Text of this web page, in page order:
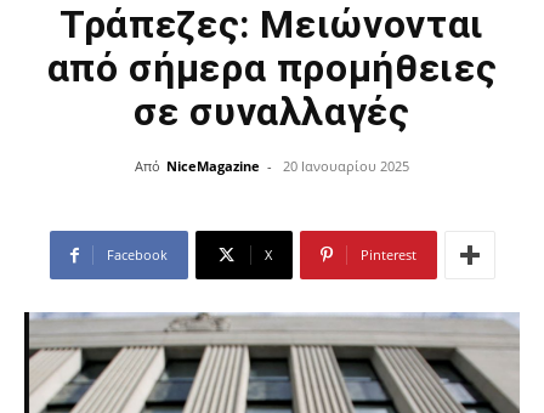
Τράπεζες: Μειώνονται
από σήμερα προμήθειες
σε συναλλαγές
Από NiceMagazine - 20 Ιανουαρίου 2025
Facebook X Pinterest